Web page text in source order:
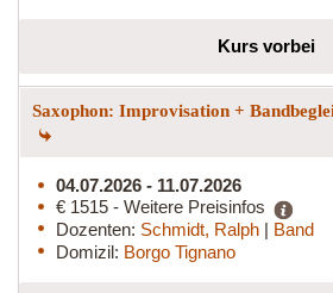
Kurs vorbei
Saxophon: Improvisation +
04.07.2026 - 11.07.2026
€ 1515 - Weitere Preisinfos
Dozenten: Schmidt, Ralph | Band
Domizil: Borgo Tignano